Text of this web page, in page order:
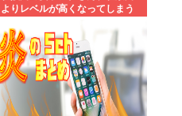
よりレベルが高くなってしまう